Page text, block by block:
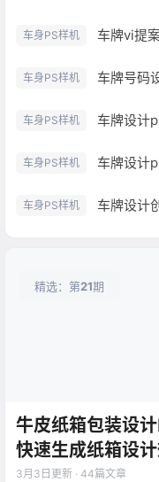
车身PS样机 车牌vi提
车身PS样机 车牌号码
车身PS样机 车牌设计
车身PS样机 车牌设计
车身PS样机 车牌设计
精选：第21期
牛皮纸箱包装设
快速生成纸箱设
3月3日 更新 · 44篇文章